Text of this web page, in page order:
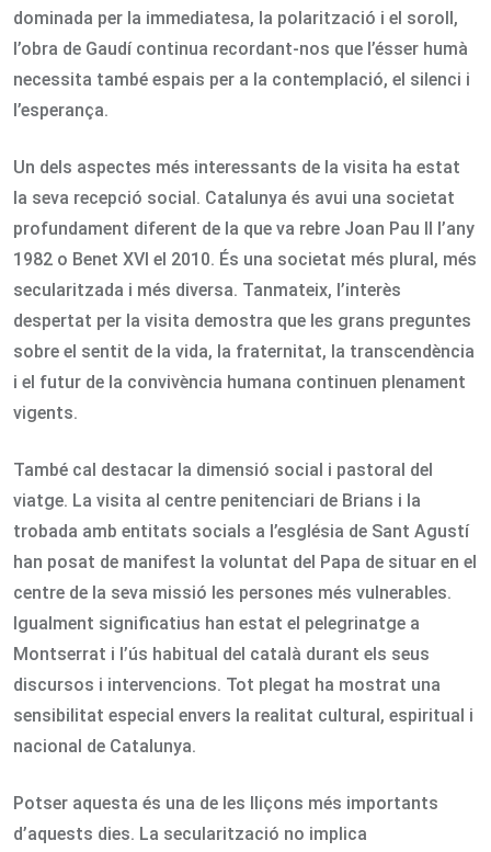
dominada per la immediatesa, la polarització i el soroll,
l’obra de Gaudí continua recordant-nos que l’ésser humà
necessita també espais per a la contemplació, el silenci i
l’esperança.
Un dels aspectes més interessants de la visita ha estat
la seva recepció social. Catalunya és avui una societat
profundament diferent de la que va rebre Joan Pau II l’any
1982 o Benet XVI el 2010. És una societat més plural, més
secularitzada i més diversa. Tanmateix, l’interès
despertat per la visita demostra que les grans preguntes
sobre el sentit de la vida, la fraternitat, la transcendència
i el futur de la convivència humana continuen plenament
vigents.
També cal destacar la dimensió social i pastoral del
viatge. La visita al centre penitenciari de Brians i la
trobada amb entitats socials a l’església de Sant Agustí
han posat de manifest la voluntat del Papa de situar en el
centre de la seva missió les persones més vulnerables.
Igualment significatius han estat el pelegrinatge a
Montserrat i l’ús habitual del català durant els seus
discursos i intervencions. Tot plegat ha mostrat una
sensibilitat especial envers la realitat cultural, espiritual i
nacional de Catalunya.
Potser aquesta és una de les lliçons més importants
d’aquests dies. La secularització no implica